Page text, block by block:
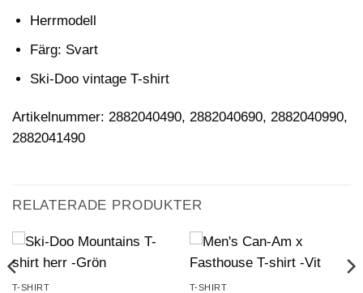
Herrmodell
Färg: Svart
Ski-Doo vintage T-shirt
Artikelnummer: 2882040490, 2882040690, 2882040990,
2882041490
RELATERADE PRODUKTER
T-SHIRT T-SHIRT